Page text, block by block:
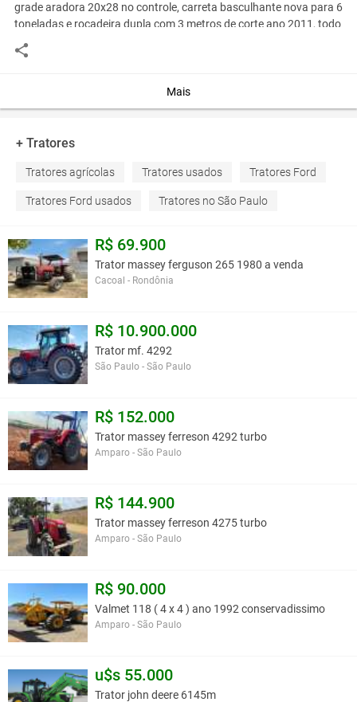
grade aradora 20x28 no controle, carreta basculhante nova para 6
toneladas e rocadeira dupla com 3 metros de corte ano 2011, todo
equipamento ávista r$ 30.000,00 fiinanciamos para todo brasil,
entrada r$ 5.000,00 +48 parcelas r$ 525,00 fixas, temos
telefone- 14-997893599 whatsapp
Você assume toda a responsabilidade pela cotação deste item. Você acha que
Mais
+ Tratores
Tratores agrícolas Tratores usados Tratores Ford
Tratores Ford usados Tratores no São Paulo
R$ 69.900
Trator massey ferguson 265 1980 a venda
Cacoal - Rondônia
R$ 10.900.000
Trator mf. 4292
São Paulo - São Paulo
R$ 152.000
Trator massey ferreson 4292 turbo
Amparo - São Paulo
R$ 144.900
Trator massey ferreson 4275 turbo
Amparo - São Paulo
R$ 90.000
Valmet 118 ( 4 x 4 ) ano 1992 conservadissimo
Amparo - São Paulo
u$s 55.000
Trator john deere 6145m